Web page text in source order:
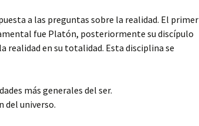
a las preguntas sobre la realidad. El primer
fue Platón, posteriormente su discípulo
realidad en su totalidad. Esta disciplina se
más generales del ser.
del universo.